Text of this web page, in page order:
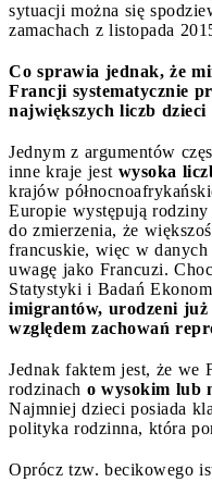
sytuacji można się
zamachach z listopada
Co sprawia jednak, że
Francji systematycznie
największych liczb
Jednym z argumentów
inne kraje jest wysoka
krajów
Europie występują
do zmierzenia, że
francuskie, więc w
uwagę jako Francuzi.
Statystyki i Badań
imigrantów, urodzeni
względem zachowań
Jednak faktem jest, że
rodzinach o wysokim lub
Najmniej dzieci posiada
polityka rodzinna, która
Oprócz tzw. becikowego